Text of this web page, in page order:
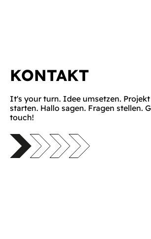
KONTAKT
It's your turn. Idee umsetzen. Projekt
starten. Hallo sagen. Fragen stellen.
touch!